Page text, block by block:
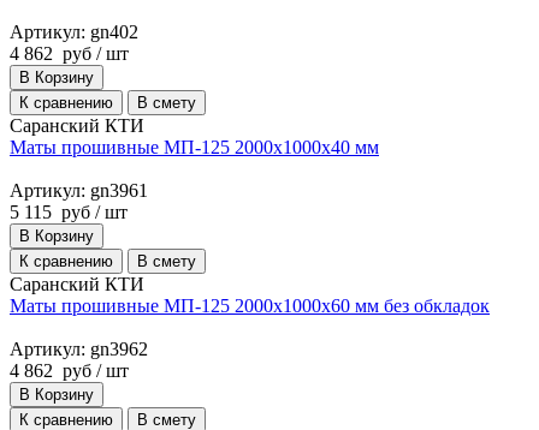
Артикул: gn402
4 862 руб / шт
В Корзину
К сравнению
В смету
Саранский КТИ
Маты прошивные МП-125 2000х1000х40 мм
Артикул: gn3961
5 115 руб / шт
В Корзину
К сравнению
В смету
Саранский КТИ
Маты прошивные МП-125 2000х1000х60 мм без обкладок
Артикул: gn3962
4 862 руб / шт
В Корзину
К сравнению
В смету